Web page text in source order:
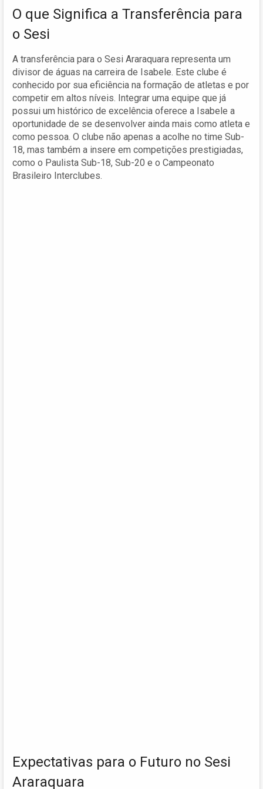
O que Significa a Transferência para
o Sesi
A transferência para o Sesi Araraquara representa um
divisor de águas na carreira de Isabele. Este clube é
conhecido por sua eficiência na formação de atletas e por
competir em altos níveis. Integrar uma equipe que já
possui um histórico de excelência oferece a Isabele a
oportunidade de se desenvolver ainda mais como atleta e
como pessoa. O clube não apenas a acolhe no time Sub-
18, mas também a insere em competições prestigiadas,
como o Paulista Sub-18, Sub-20 e o Campeonato
Brasileiro Interclubes.
Expectativas para o Futuro no Sesi
Araraquara